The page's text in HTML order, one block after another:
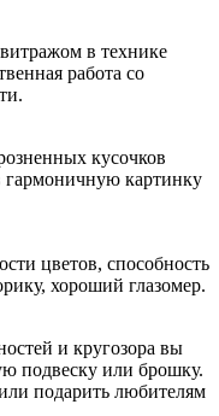
в технике
работа со
кусочков
гармоничную картинку
цветов, способность
хороший глазомер.
и кругозора вы
подвеску или брошку.
подарить любителям